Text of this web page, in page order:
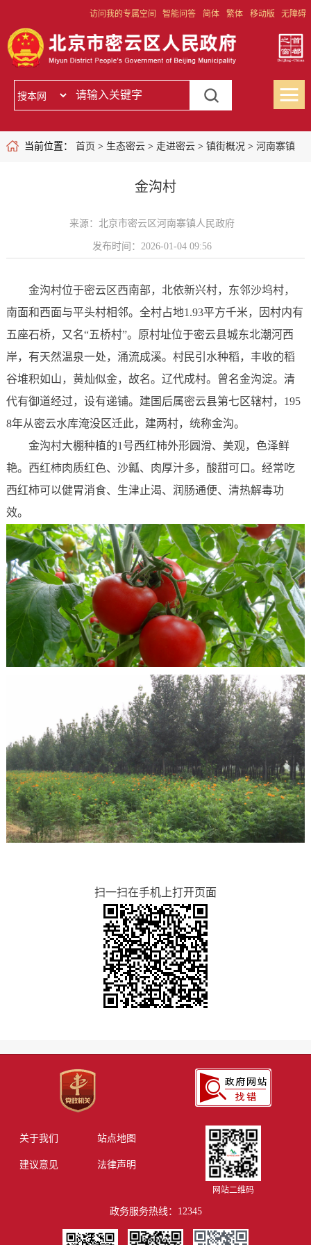
访问我的专属空间 智能问答 简体 繁体 移动版 无障碍
当前位置： 首页 > 生态密云> 走进密云> 镇街概况 > 河南寨镇
金沟村
来源：北京市密云区河南寨镇人民政府
发布时间：2026-01-04 09:56
金沟村位于密云区西南部，北依新兴村，东邻沙坞村，
南面和西面与平头村相邻。全村占地1.93平方千米，因村内有
五座石桥，又名“五桥村”。原村址位于密云县城东北潮河西
岸，有天然温泉一处，涌流成溪。村民引水种稻，丰收的稻
谷堆积如山，黄灿似金，故名。辽代成村。曾名金沟淀。清
代有御道经过，设有递铺。建国后属密云县第七区辖村，195
8年从密云水库淹没区迁此，建两村，统称金沟。
金沟村大棚种植的1号西红柿外形圆滑、美观，色泽鲜
艳。西红柿肉质红色、沙瓤、肉厚汁多，酸甜可口。经常吃
西红柿可以健胃消食、生津止渴、润肠通便、清热解毒功
效。
扫一扫在手机上打开页面
关于我们 站点地图
建议意见 法律声明
网站二维码
政务服务热线：12345